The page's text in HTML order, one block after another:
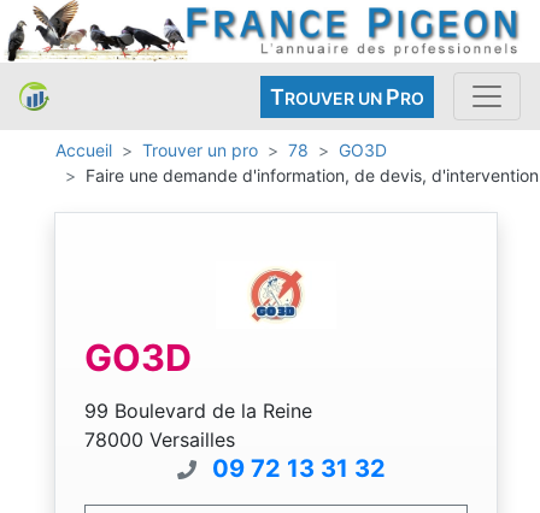
TROUVER UN PRO
Accueil Trouver un pro 78
GO3D
Faire une demande d'information, de devis, d'intervention
GO3D
99 Boulevard de la Reine
78000 Versailles
09 72 13 31 32